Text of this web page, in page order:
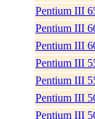
Pentium III
Pentium III
Pentium III
Pentium III
Pentium III
Pentium III
Pentium III